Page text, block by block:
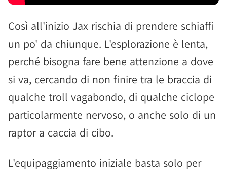
Così all'inizio Jax rischia di prendere schiaffi
un po' da chiunque. L'esplorazione è lenta,
perché bisogna fare bene attenzione a dove
si va, cercando di non finire tra le braccia di
qualche troll vagabondo, di qualche ciclope
particolarmente nervoso, o anche solo di un
raptor a caccia di cibo.
L'equipaggiamento iniziale basta solo per